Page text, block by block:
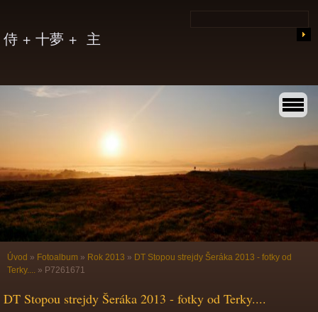
侍 + 十夢 + 主
Úvod » Fotoalbum » Rok 2013 » DT Stopou strejdy Šeráka 2013 - fotky od
Terky.... » P7261671
DT Stopou strejdy Šeráka 2013 - fotky od Terky....